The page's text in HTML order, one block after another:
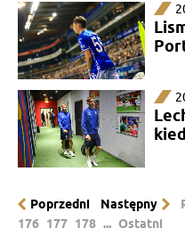
Poprzedni Następny
176 177 178 ... Ostatni